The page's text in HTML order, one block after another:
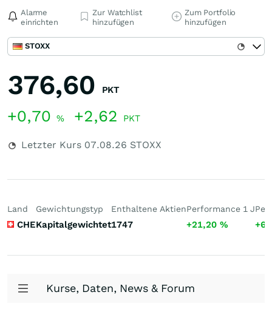
Alarme
einrichten
Zur Watchlist
hinzufügen
Zum Portfolio
hinzufügen
STOXX
376,60 PKT
+0,70 % +2,62 PKT
Letzter Kurs 07.08.26 STOXX
Land
CHE
Gewichtungstyp
Kapitalgewichtet
Enthaltene Aktien
1747
Performance 1 J
+21,20 %
Kurse, Daten, News & Forum